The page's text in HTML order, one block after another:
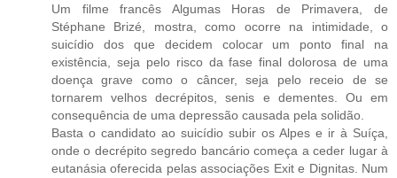
Um filme francês Algumas Horas de Primavera, de
Stéphane Brizé, mostra, como ocorre na intimidade, o
suicídio dos que decidem colocar um ponto final na
existência, seja pelo risco da fase final dolorosa de uma
doença grave como o câncer, seja pelo receio de se
tornarem velhos decrépitos, senis e dementes. Ou em
consequência de uma depressão causada pela solidão.
Basta o candidato ao suicídio subir os Alpes e ir à Suíça,
onde o decrépito segredo bancário começa a ceder lugar à
eutanásia oferecida pelas associações Exit e Dignitas. Num